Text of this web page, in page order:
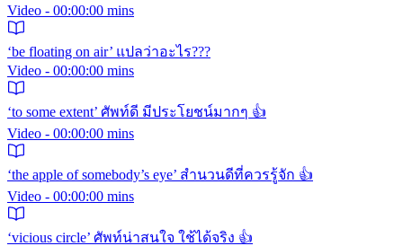
Video - 00:00:00 mins
‘be floating on air’ แปลว่าอะไร???
Video - 00:00:00 mins
‘to some extent’ ศัพท์ดี มีประโยชน์มากๆ 👍
Video - 00:00:00 mins
‘the apple of somebody’s eye’ สำนวนดีที่ควรรู้จัก 👍
Video - 00:00:00 mins
‘vicious circle’ ศัพท์น่าสนใจ ใช้ได้จริง 👍